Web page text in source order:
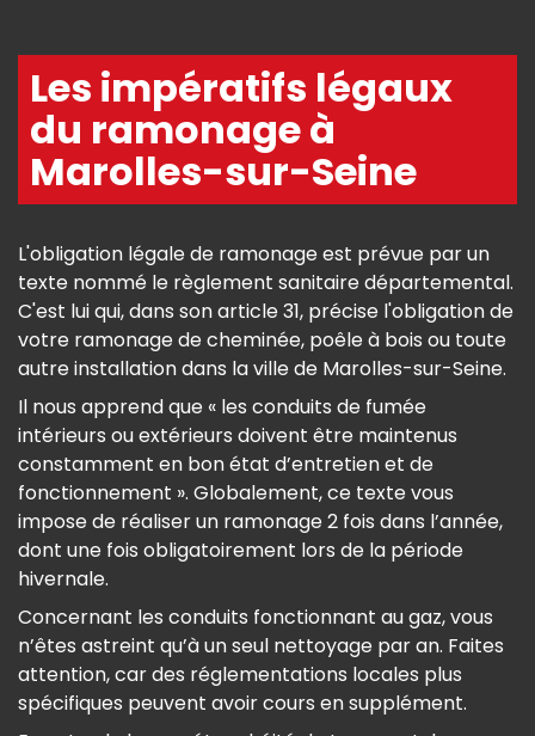
Les impératifs légaux
du ramonage à
Marolles-sur-Seine
L'obligation légale de ramonage est prévue par un
texte nommé le règlement sanitaire départemental.
C'est lui qui, dans son article 31, précise l'obligation de
votre ramonage de cheminée, poêle à bois ou toute
autre installation dans la ville de Marolles-sur-Seine.
Il nous apprend que « les conduits de fumée
intérieurs ou extérieurs doivent être maintenus
constamment en bon état d’entretien et de
fonctionnement ». Globalement, ce texte vous
impose de réaliser un ramonage 2 fois dans l’année,
dont une fois obligatoirement lors de la période
hivernale.
Concernant les conduits fonctionnant au gaz, vous
n’êtes astreint qu’à un seul nettoyage par an. Faites
attention, car des réglementations locales plus
spécifiques peuvent avoir cours en supplément.